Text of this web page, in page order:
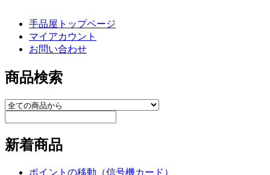
手品屋トップページ
マイアカウント
お問い合わせ
商品検索
新着商品
ポイントの移動（信号機カード）